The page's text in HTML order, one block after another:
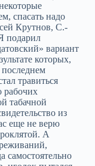
спасать надо
Крутнов, С.-
подарил
вариант
которых,
травиться
рабочих
табачной
из
еще не верю
А
самостоятельно